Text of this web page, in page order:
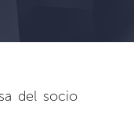
del socio